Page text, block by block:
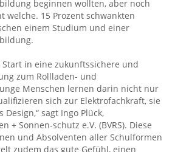
beginnen wollten, aber noch
welche. 15 Prozent schwankten
einem Studium und einer
Start in eine zukunftssichere und
zum Rollladen- und
Menschen lernen darin nicht nur
sich zur Elektrofachkraft, sie
sagt Ingo Plück,
Sonnen-schutz e.V. (BVRS). Diese
und Absolventen aller Schulformen
zudem das gute Gefühl, einen